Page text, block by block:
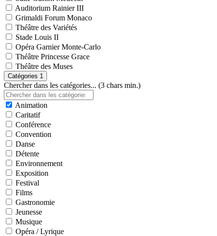
Auditorium Rainier III
Grimaldi Forum Monaco
Théâtre des Variétés
Stade Louis II
Opéra Garnier Monte-Carlo
Théâtre Princesse Grace
Théâtre des Muses
Catégories 1
Chercher dans les catégories... (3 chars min.)
Animation
Caritatif
Conférence
Convention
Danse
Détente
Environnement
Exposition
Festival
Films
Gastronomie
Jeunesse
Musique
Opéra / Lyrique